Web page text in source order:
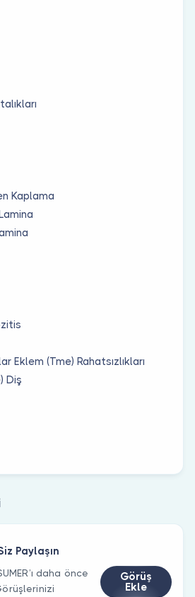
Kaplama
Eklem (Tme) Rahatsızlıkları
Diş
Paylaşın
daha önce
Görüş
Ekle